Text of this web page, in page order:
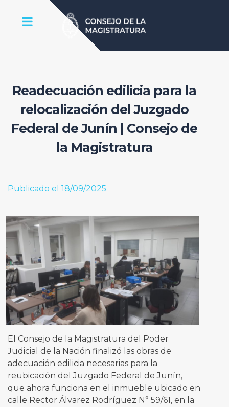
Readecuación edilicia para la
relocalización del Juzgado
Federal de Junín | Consejo de
la Magistratura
Publicado el 18/09/2025
El Consejo de la Magistratura del Poder
Judicial de la Nación finalizó las obras de
adecuación edilicia necesarias para la
reubicación del Juzgado Federal de Junín,
que ahora funciona en el inmueble ubicado en
calle Rector Álvarez Rodríguez N° 59/61, en la